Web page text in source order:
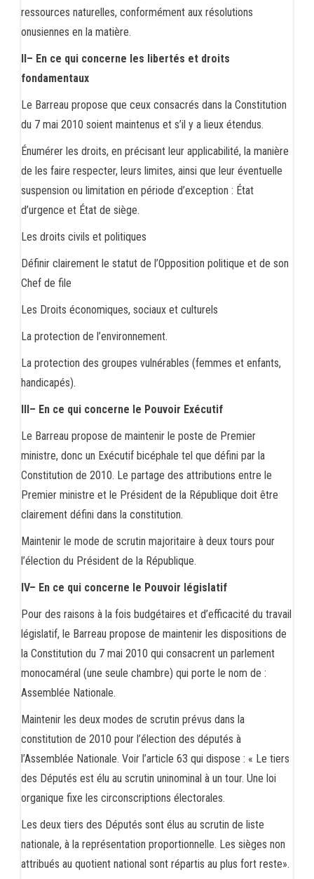
ressources naturelles, conformément aux résolutions
onusiennes en la matière.
II– En ce qui concerne les libertés et droits
fondamentaux
Le Barreau propose que ceux consacrés dans la Constitution
du 7 mai 2010 soient maintenus et s’il y a lieux étendus.
Énumérer les droits, en précisant leur applicabilité, la manière
de les faire respecter, leurs limites, ainsi que leur éventuelle
suspension ou limitation en période d’exception : État
d’urgence et État de siège.
Les droits civils et politiques
Définir clairement le statut de l’Opposition politique et de son
Chef de file
Les Droits économiques, sociaux et culturels
La protection de l’environnement.
La protection des groupes vulnérables (femmes et enfants,
handicapés).
III– En ce qui concerne le Pouvoir Exécutif
Le Barreau propose de maintenir le poste de Premier
ministre, donc un Exécutif bicéphale tel que défini par la
Constitution de 2010. Le partage des attributions entre le
Premier ministre et le Président de la République doit être
clairement défini dans la constitution.
Maintenir le mode de scrutin majoritaire à deux tours pour
l’élection du Président de la République.
IV– En ce qui concerne le Pouvoir législatif
Pour des raisons à la fois budgétaires et d’efficacité du travail
législatif, le Barreau propose de maintenir les dispositions de
la Constitution du 7 mai 2010 qui consacrent un parlement
monocaméral (une seule chambre) qui porte le nom de :
Assemblée Nationale.
Maintenir les deux modes de scrutin prévus dans la
constitution de 2010 pour l’élection des députés à
l’Assemblée Nationale. Voir l’article 63 qui dispose : « Le tiers
des Députés est élu au scrutin uninominal à un tour. Une loi
organique fixe les circonscriptions électorales.
Les deux tiers des Députés sont élus au scrutin de liste
nationale, à la représentation proportionnelle. Les sièges non
attribués au quotient national sont répartis au plus fort reste».